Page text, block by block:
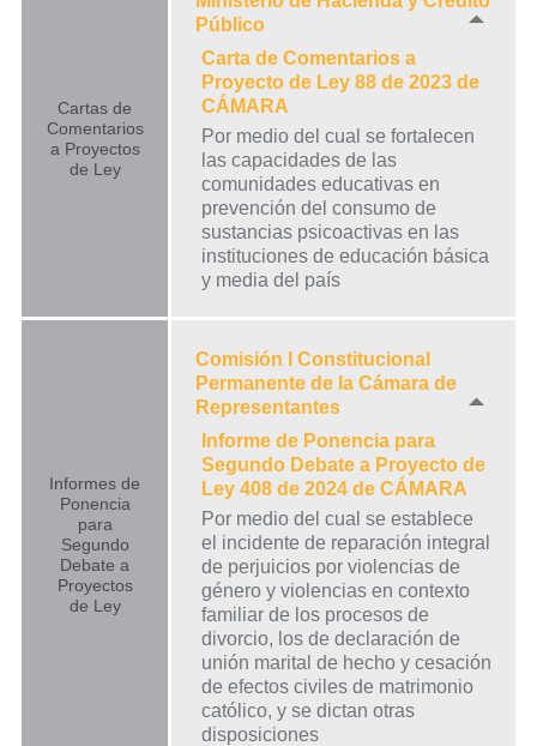
Cartas de
Comentarios
a Proyectos
de Ley
Público
Carta de Comentarios a
Proyecto de Ley 88 de 2023 de
CÁMARA
Por medio del cual se fortalecen
las capacidades de las
comunidades educativas en
prevención del consumo de
sustancias psicoactivas en las
instituciones de educación básica
y media del país
Informes de
Ponencia
para
Segundo
Debate a
Proyectos
de Ley
Comisión I Constitucional
Permanente de la Cámara de
Representantes
Informe de Ponencia para
Segundo Debate a Proyecto de
Ley 408 de 2024 de CÁMARA
Por medio del cual se establece
el incidente de reparación integral
de perjuicios por violencias de
género y violencias en contexto
familiar de los procesos de
divorcio, los de declaración de
unión marital de hecho y cesación
de efectos civiles de matrimonio
católico, y se dictan otras
disposiciones